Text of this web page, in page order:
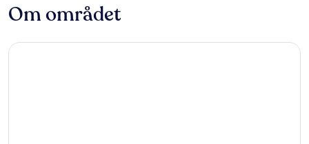
Om området